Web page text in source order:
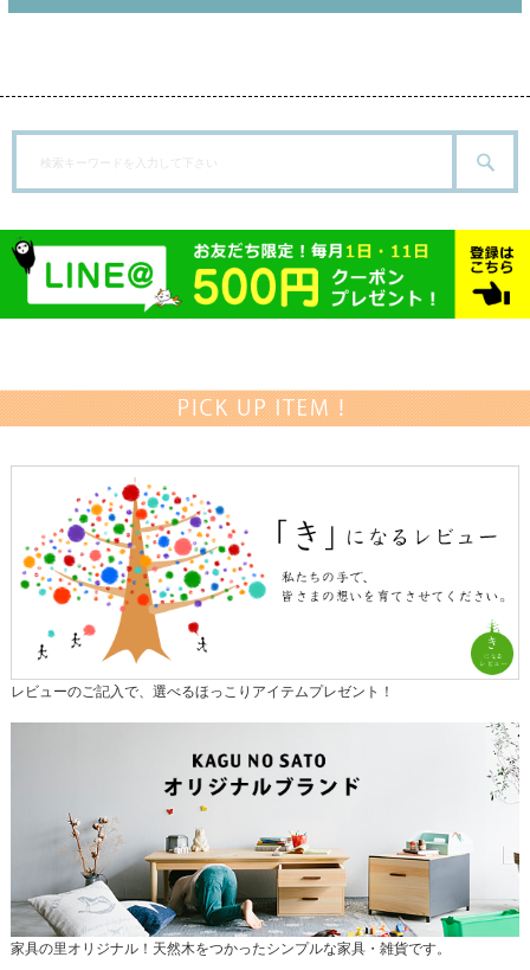
レビューのご記入で、選べるほっこりアイテムプレゼント！
家具の里オリジナル！天然木をつかったシンプルな家具・雑貨です。